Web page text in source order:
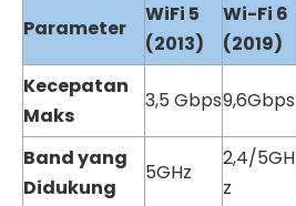
Parameter
WiFi 5
(2013)
Wi-Fi 6
(2019)
Kecepatan
Maks
3,5 Gbps9,6Gbps
Band yang
Didukung
5GHz
2,4/5GH
z